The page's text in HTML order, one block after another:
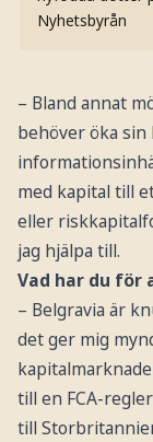
Nyhetsbyrån
– Bland annat
behöver öka
med kapital till
eller
jag hjälpa till.
Vad har du för
– Belgravia är
det ger mig
till en FCA-
till